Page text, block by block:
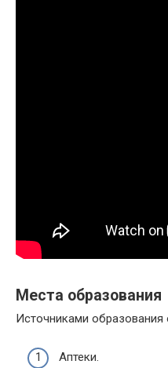
Места образования
Источниками
Аптеки.